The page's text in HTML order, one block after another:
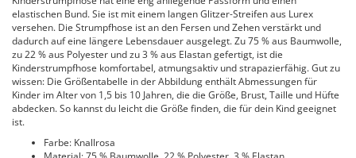
elastischen Bund. Sie ist mit einem langen Glitzer-Streifen aus Lurex
versehen. Die Strumpfhose ist an den Fersen und Zehen verstärkt und
dadurch auf eine längere Lebensdauer ausgelegt. Zu 75 % aus Baumwolle,
zu 22 % aus Polyester und zu 3 % aus Elastan gefertigt, ist die
Kinderstrumpfhose komfortabel, atmungsaktiv und strapazierfähig. Gut zu
wissen: Die Größentabelle in der Abbildung enthält Abmessungen für
Kinder im Alter von 1,5 bis 10 Jahren, die die Größe, Brust, Taille und Hüfte
abdecken. So kannst du leicht die Größe finden, die für dein Kind geeignet
ist.
Farbe: Knallrosa